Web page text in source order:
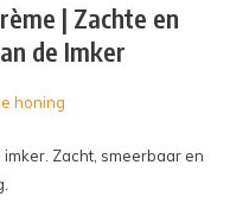
| Zachte en
de Imker
honing
Zacht, smeerbaar en